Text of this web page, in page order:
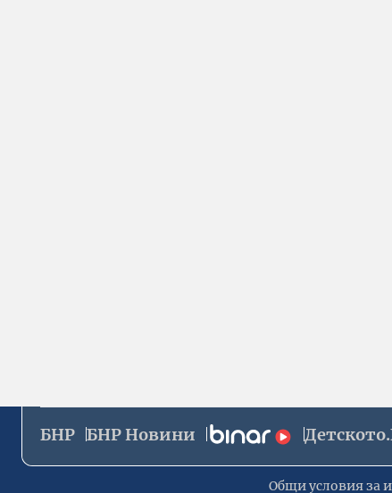
БНР БНР Новини
Общи условия за